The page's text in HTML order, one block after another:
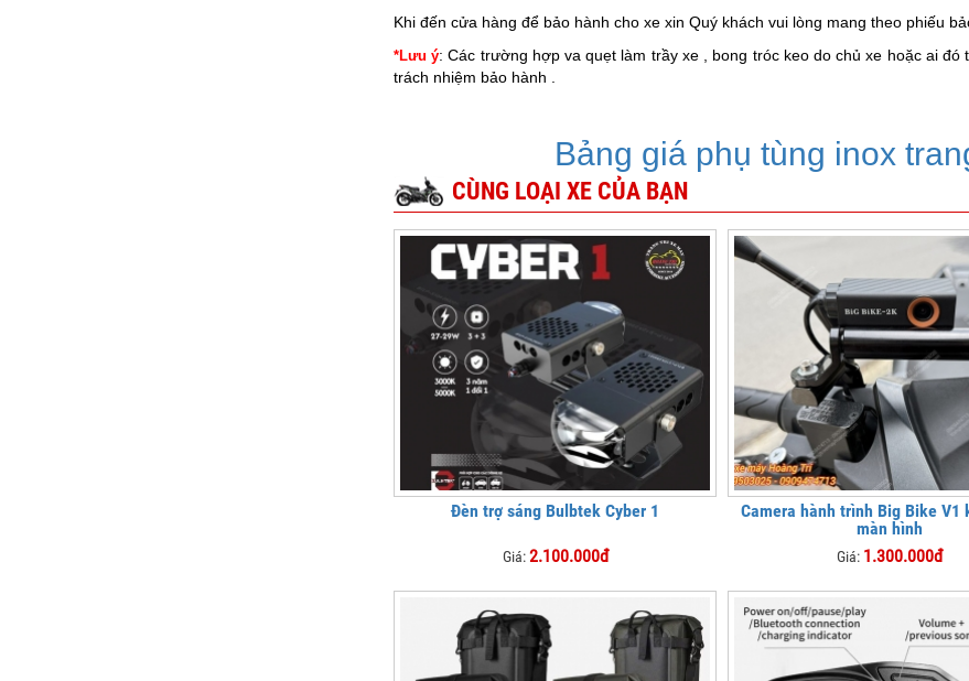
Khi đến cửa hàng để bảo hành cho xe xin Quý khách vui lòng mang theo phiếu
*Lưu ý: Các trường hợp va quẹt làm trầy xe , bong tróc keo do chủ xe hoặc ai
trách nhiệm bảo hành .
Bảng giá phụ tùng inox
CÙNG LOẠI XE CỦA BẠN
Đèn trợ sáng Bulbtek Cyber 1
Giá:2.100.000đ
Camera hành trình Big Bike V1
màn hình
Giá: 1.300.000đ